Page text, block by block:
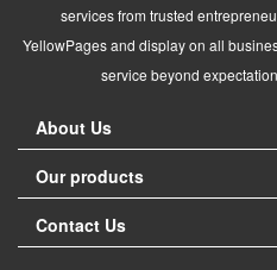
services from trusted
YellowPages and display on all
service beyond
About Us
Our products
Contact Us